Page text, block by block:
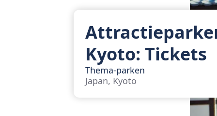
Kyoto: Tickets
Thema-parken
Japan, Kyoto